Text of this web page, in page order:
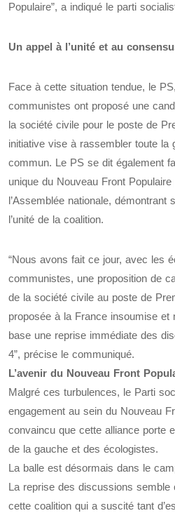
Populaire”, a indiqué le parti
Un appel à l’unité et au
Face à cette situation tendue, le
communistes ont proposé une
la société civile pour le poste de
initiative vise à rassembler toute la
commun. Le PS se dit également
unique du Nouveau Front
l’Assemblée nationale, démontrant
l’unité de la coalition.
“Nous avons fait ce jour, avec les
communistes, une proposition de
de la société civile au poste de
proposée à la France insoumise et
base une reprise immédiate des
4”, précise le communiqué.
L’avenir du Nouveau Front
Malgré ces turbulences, le Parti
engagement au sein du Nouveau
convaincu que cette alliance porte
de la gauche et des écologistes.
La balle est désormais dans le
La reprise des discussions semble
cette coalition qui a suscité tant